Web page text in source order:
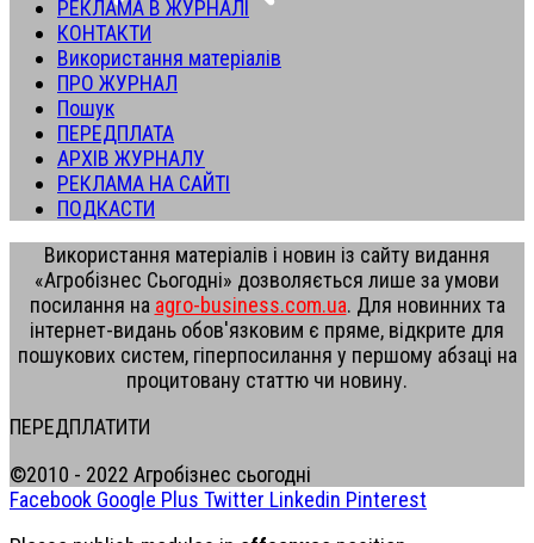
РЕКЛАМА В ЖУРНАЛІ
КОНТАКТИ
Використання матеріалів
ПРО ЖУРНАЛ
Пошук
ПЕРЕДПЛАТА
АРХІВ ЖУРНАЛУ
РЕКЛАМА НА САЙТІ
ПОДКАСТИ
Використання матеріалів і новин із сайту видання
«Агробізнес Сьогодні» дозволяється лише за умови
посилання на agro-business.com.ua. Для новинних та
інтернет-видань обов'язковим є пряме, відкрите для
пошукових систем, гіперпосилання у першому абзаці на
процитовану статтю чи новину.
ПЕРЕДПЛАТИТИ
©2010 - 2022 Агробізнес сьогодні
Facebook Google Plus Twitter Linkedin Pinterest